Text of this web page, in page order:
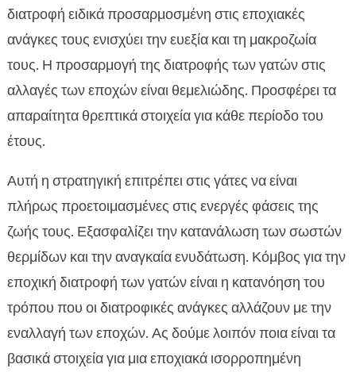
 Χειμερινή διατροφή για γάτες
 Εποχική διατροφή γάτας και ανάγκες
ενυδάτωσης
Ανοιξιάτικη διατροφή για γάτες
Καλοκαιρινή διατροφή για γάτες
ηλικία

Ειδικές ανάγκες διατροφής για ηλικιωμένες
Υποαλλεργικές τροφές για την γάτα σας
CricksyCat: Ιδανική διατροφή για όλες τις
εποχές
 Ξηρά τροφή Jasper από CricksyCat
Υγρή τροφή Bill από CricksyCat

Purrfect Life: Υγιεινή και ευχάριστη άμμος για
γάτες
διατροφή ειδικά προσαρμοσμένη στις εποχιακές
ανάγκες τους ενισχύει την ευεξία και τη μακροζωία
τους. Η προσαρμογή της διατροφής των γατών στις
αλλαγές των εποχών είναι θεμελιώδης. Προσφέρει τα
απαραίτητα θρεπτικά στοιχεία για κάθε περίοδο του
έτους.
Αυτή η στρατηγική επιτρέπει στις γάτες να είναι
πλήρως προετοιμασμένες στις ενεργές φάσεις της
ζωής τους. Εξασφαλίζει την κατανάλωση των σωστών
θερμίδων και την αναγκαία ενυδάτωση. Κόμβος για την
εποχική διατροφή των γατών είναι η κατανόηση του
τρόπου που οι διατροφικές ανάγκες αλλάζουν με την
εναλλαγή των εποχών. Ας δούμε λοιπόν ποια είναι τα
βασικά στοιχεία για μια εποχιακά ισορροπημένη